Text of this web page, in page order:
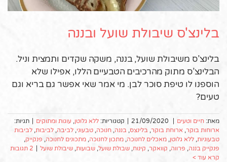
בלינצ'ס שיבולת שועל ובננה
בלינצ’ס משיבולת שועל, בננה, משקה שקדים ותמצית וניל.
הבלינצ’ס מתוק מהרכיבים הטבעיים הללו, אפילו שלא
הוספנו לו טיפת סוכר לבן. מי אמר שאי אפשר גם בריא וגם
טעים?
מאת: חיים וטעים 21/09/2020 קטגוריות: ללא גלוטן, עוגות ומתוקים
תגיות:
ארוחות בוקר, ארוחת בוקר, בלינצס, בננה, חנוכה, טבעוני, לביבה, לביבות, לביבות
טבעוניות, ללא גלוטן, מאכלים לחנוכה, מתכון לחנוכה, מתכונים לחנוכה, פנקייק,
פנקייק בננה, פרווה, קוואקר, קינוח, שבולת שועל, שבועות, שיבולת שועל
2 תגובות
קרא עוד >